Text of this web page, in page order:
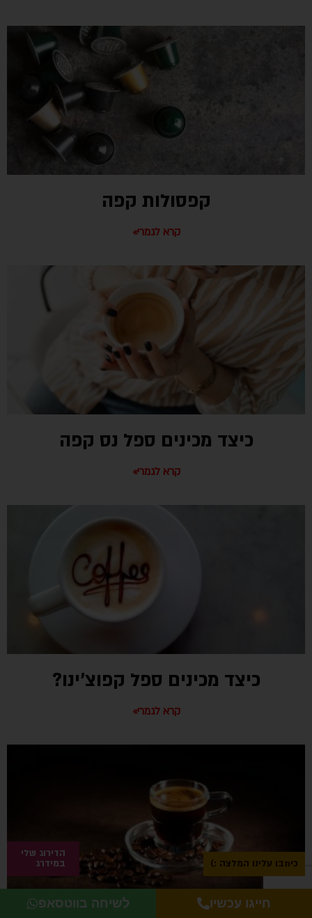
קפסולות קפה
קרא לגמרי»
כיצד מכינים ספל נס קפה
קרא לגמרי»
כיצד מכינים ספל קפוצ’ינו?
קרא לגמרי»
כיתבו עלינו המלצה :)
הדירוג שלי
במידרג
חייגו עכשיו לשיחה בווטסאפ